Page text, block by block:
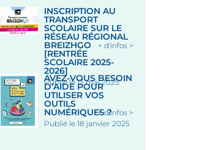
INSCRIPTION AU
TRANSPORT
SCOLAIRE SUR LE
RÉSEAU RÉGIONAL
BREIZHGO
[RENTRÉE
SCOLAIRE 2025-
2026]
Publié le 13 mai 2025
+ d'infos >
AVEZ-VOUS BESOIN
D’AIDE POUR
UTILISER VOS
OUTILS
NUMÉRIQUES ?
Publié le 18 janvier 2025
+ d'infos >